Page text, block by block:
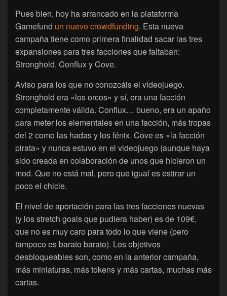
Pues bien, hoy ha arrancado en la plataforma
Gamefund un nuevo crowdfunding. Esta nueva
campaña tiene como primera finalidad sacar las tres
expansiones para tres facciones que faltaban:
Stronghold, Conflux y Cove.
Aviso para los que no conozcáis el videojuego.
Stronghold era «los orcos» y sí, era una facción
completamente válida. Conflux… bueno, era un apaño
para meter los elementales en una facción, más tropas
del 2 como las hadas y los fénix. Cove es «la facción
pirata» y nunca estuvo en el videojuego (aunque haya
sido creada en colaboración de unos que hicieron un
mod. Que no está mal, pero que igual es estirar un
poco el chicle.
El nivel de aportación para las tres facciones nuevas
(y los stretch goals que pudiera haber) es de 109€,
que no es muy caro para todo lo que viene (pero
tampoco es barato barato). Los objetivos
desbloqueables son, como en la anterior campaña,
más miniaturas, más tokens y más cartas, muchas más
cartas.